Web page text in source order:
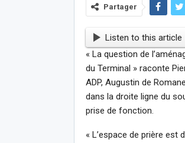
Partager
Listen to this article
« La question de
du Terminal » raconte
ADP, Augustin de
dans la droite ligne du
prise de fonction.
« L’espace de prière